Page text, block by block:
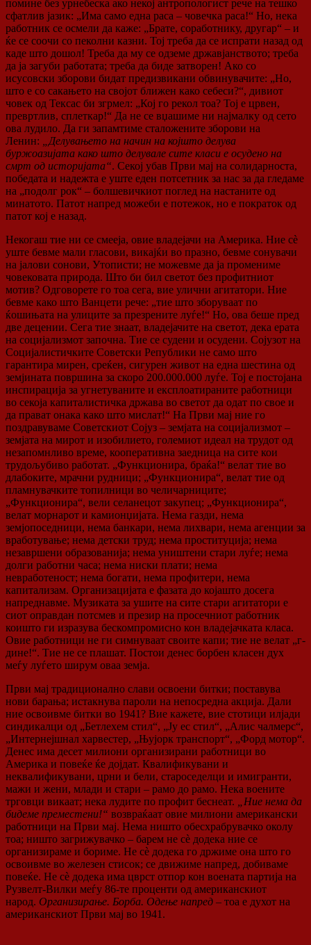
помине без урнебеска ако некој антропологист рече на тешко
сфатлив јазик: „Има само една раса – човечка раса!“ Но, нека
работник се осмели да каже: „Брате, соработнику, другар“ – и
ќе се соочи со пеколни казни. Тој треба да се испрати назад од
каде што дошол! Треба да му се одземе државјанството; треба
да ја загуби работата; треба да биде затворен! Ако со
исусовски зборови бидат предизвикани обвинувачите: „Но,
што е со сакањето на својот ближен како себеси?“, дивиот
човек од Тексас би згрмел: „Кој го рекол тоа? Тој е црвен,
превртлив, сплеткар!“ Да не се вџашиме ни најмалку од сето
ова лудило. Да ги запамтиме сталожените зборови на
Ленин:
„Делувањето на начин на којшто делува
буржоазијата како што делувале сите класи е осудено на
смрт од историјата“. Секој убав Први мај на солидарноста,
победата и надежта е уште еден потсетник за нас за да гледаме
на „подолг рок“ – болшевичкиот поглед на настаните од
минатото. Патот напред можеби е потежок, но е пократок од
патот кој е назад.
Некогаш тие ни се смееја, овие владејачи на Америка. Ние сè
уште бевме мали гласови, викајќи во празно, бевме сонувачи
на јалови сонови, Утописти; не можевме да ја промениме
човековата природа. Што би бил светот без профитниот
мотив? Одговорете го тоа сега, вие улични агитатори. Ние
бевме како што Ванцети рече: „тие што зборуваат по
ќошињата на улиците за презрените луѓе!“ Но, ова беше пред
две децении. Сега тие знаат, владејачите на светот, дека ерата
на социјализмот започна. Тие се судени и осудени. Сојузот на
Социјалистичките Советски Републики не само што
гарантира мирен, среќен, сигурен живот на една шестина од
земјината површина за скоро 200.000.000 луѓе. Тој е постојана
инспирација за угнетуваните и експлоатираните работници
во секоја капиталистичка држава во светот да одат по свое и
да прават онака како што мислат!“ На Први мај ние го
поздравуваме Советскиот Сојуз – земјата на социјализмот –
земјата на мирот и изобилието, големиот идеал на трудот од
незапомнливо време, кооперативна заедница на сите кои
трудољубиво работат. „Функционира, браќа!“ велат тие во
длабоките, мрачни рудници; „Функционира“, велат тие од
пламнувачките топилници во челичарниците;
„Функционира“, вели селанецот закупец; „Функционира“,
велат морнарот и камионџијата. Нема газди, нема
земјопоседници, нема банкари, нема лихвари, нема агенции за
вработување; нема детски труд; нема проституција; нема
незавршени образованија; нема уништени стари луѓе; нема
долги работни часа; нема ниски плати; нема
невработеност; нема богати, нема профитери, нема
капитализам. Организацијата е фазата до којашто досега
напреднавме. Музиката за ушите на сите стари агитатори е
сиот оправдан потсмев и презир на просечниот работник
коишто ги изразува бескомпромисно кон владејачката класа.
Овие работници не ги симнуваат своите капи; тие не велат „г-
дине!“. Тие не се плашат. Постои денес борбен класен дух
меѓу луѓето ширум оваа земја.
Први мај традиционално слави освоени битки; поставува
нови барања; истакнува пароли на непосредна акција. Дали
ние освоивме битки во 1941? Вие кажете, вие стотици илјади
синдикалци од „Бетлехем стил“, „Ју ес стил“, „Алис чалмерс“,
„Интернејшнал харвестер, „Њујорк транспорт“, „Форд мотор“.
Денес има десет милиони организирани работници во
Америка и повеќе ќе дојдат. Квалификувани и
неквалификувани, црни и бели, староседелци и имигранти,
мажи и жени, млади и стари – рамо до рамо. Нека воените
трговци викаат; нека лудите по профит беснеат.
„Ние нема да
бидеме преместени!“ возвраќаат овие милиони американски
работници на Први мај. Нема ништо обесхрабрувачко околу
тоа; ништо загрижувачко – барем не сè додека ние се
организираме и бориме. Не сè додека го држиме она што го
освоивме во железен стисок; се движиме напред, добиваме
повеќе. Не сè додека има цврст отпор кон воената партија на
Рузвелт-Вилки меѓу 86-те проценти од американскиот
народ. Организирање. Борба. Одење напред – тоа е духот на
американскиот Први мај во 1941.